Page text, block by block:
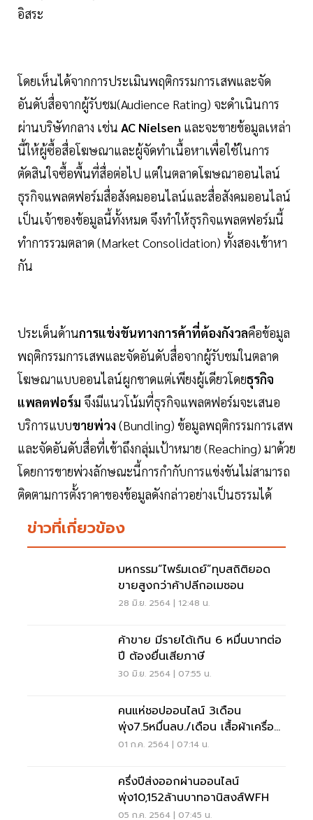
อิสระ
โดยเห็นได้จากการประเมินพฤติกรรมการเสพและจัด
อันดับสื่อจากผู้รับชม(Audience Rating) จะดำเนินการ
ผ่านบริษัทกลาง เช่น AC Nielsen และจะขายข้อมูลเหล่า
นี้ให้ผู้ซื้อสื่อโฆษณาและผู้จัดทำเนื้อหาเพื่อใช้ในการ
ตัดสินใจซื้อพื้นที่สื่อต่อไป แต่ในตลาดโฆษณาออนไลน์
ธุรกิจแพลตฟอร์มสื่อสังคมออนไลน์และสื่อสังคมออนไลน์
เป็นเจ้าของข้อมูลนี้ทั้งหมด จึงทำให้ธุรกิจแพลตฟอร์มนี้
ทำการรวมตลาด (Market Consolidation) ทั้งสองเข้าหา
กัน
ประเด็นด้านการแข่งขันทางการค้าที่ต้องกังวลคือข้อมูล
พฤติกรรมการเสพและจัดอันดับสื่อจากผู้รับชมในตลาด
โฆษณาแบบออนไลน์ผูกขาดแต่เพียงผู้เดียวโดยธุรกิจ
แพลตฟอร์ม จึงมีแนวโน้มที่ธุรกิจแพลตฟอร์มจะเสนอ
บริการแบบขายพ่วง (Bundling) ข้อมูลพฤติกรรมการเสพ
และจัดอันดับสื่อที่เข้าถึงกลุ่มเป้าหมาย (Reaching) มาด้วย
โดยการขายพ่วงลักษณะนี้การกำกับการแข่งขันไม่สามารถ
ติดตามการตั้งราคาของข้อมูลดังกล่าวอย่างเป็นธรรมได้
ข่าวที่เกี่ยวข้อง
มหกรรม“ไพร์มเดย์”ทุบสถิติยอด
ขายสูงกว่าค้าปลีกอเมซอน
28 มิ.ย. 2564 | 12:48 น.
ค้าขาย มีรายได้เกิน 6 หมื่นบาทต่อ
ปี ต้องยื่นเสียภาษี
30 มิ.ย. 2564 | 07:55 น.
คนแห่ชอปออนไลน์ 3เดือน
พุ่ง7.5หมื่นลบ./เดือน เสื้อผ้าเครื่อง
ประดับฮิตสุด
01 ก.ค. 2564 | 07:14 น.
ครึ่งปีส่งออกผ่านออนไลน์
พุ่ง10,152ล้านบาทอานิสงส์WFH
05 ก.ค. 2564 | 07:45 น.